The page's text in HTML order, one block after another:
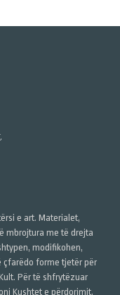
e art. Materialet,
mbrojtura me të drejta
modifikohen,
çfarëdo forme tjetër për
Për të shfrytëzuar
Kushtet e përdorimit,